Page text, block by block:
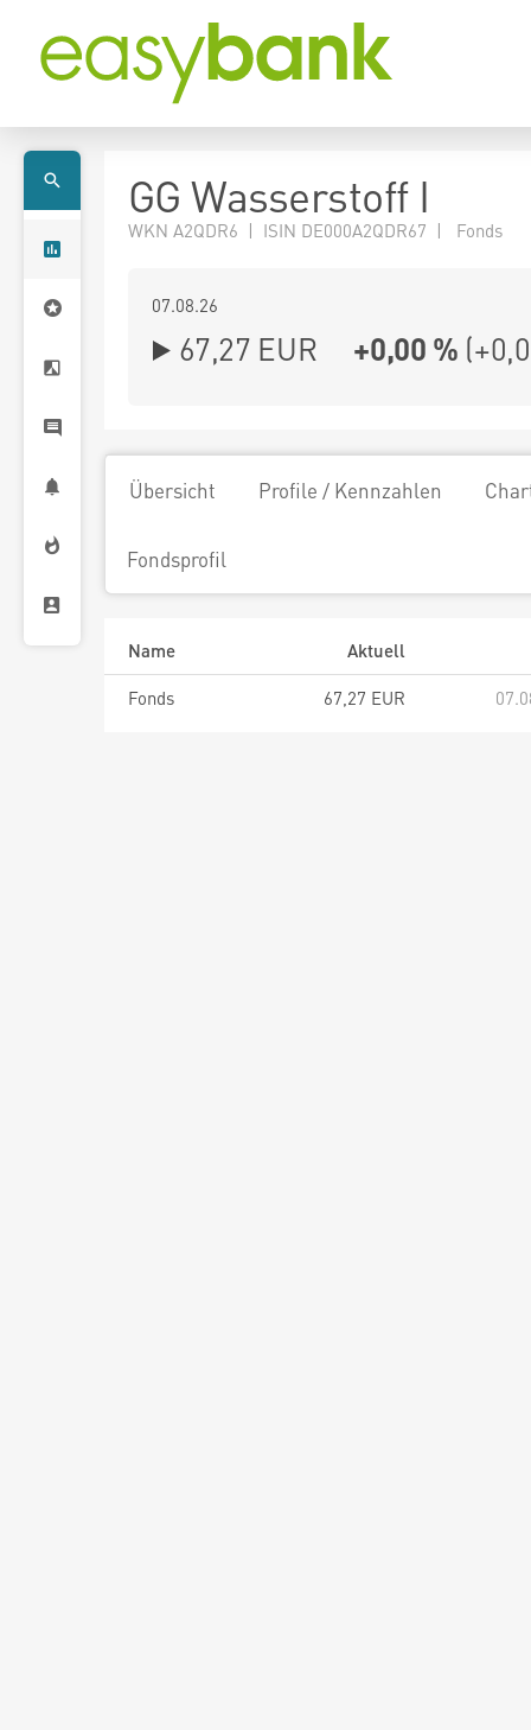
GG Wasserstoff I
WKN A2QDR6 | ISIN DE000A2QDR67 | Fonds
07.08.26
67,27 EUR +0,00 % (
Übersicht Profile / Kennzahlen
Fondsprofil
Name
Aktuell
Fonds
67,27 EUR